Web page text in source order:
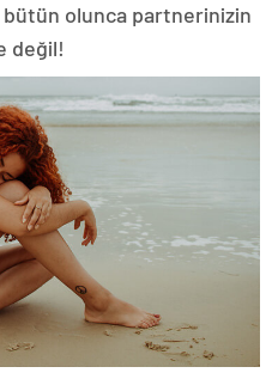
bütün olunca partnerinizin
değil!